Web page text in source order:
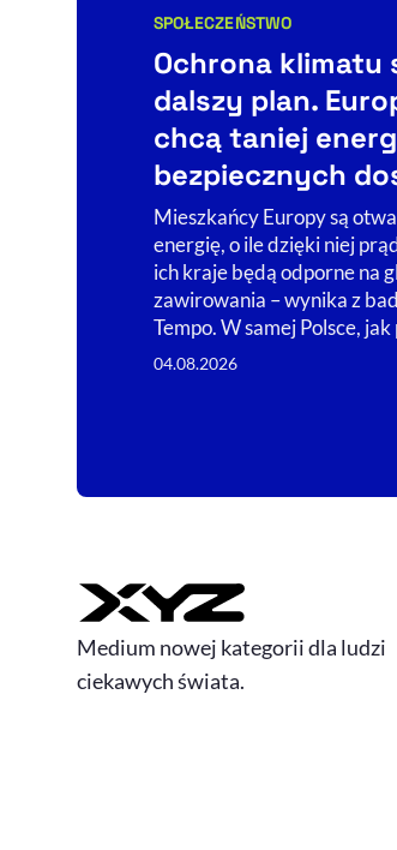
Kategorie artykułu:
SPOŁECZEŃSTWO
Ochrona klimatu
dalszy plan.
chcą taniej
bezpiecznych
Mieszkańcy Europy są
energię, o ile dzięki niej
ich kraje będą odporne na
zawirowania – wynika z
Tempo. W samej Polsce,
04.08.2026
Medium nowej kategorii dla ludzi
ciekawych świata.